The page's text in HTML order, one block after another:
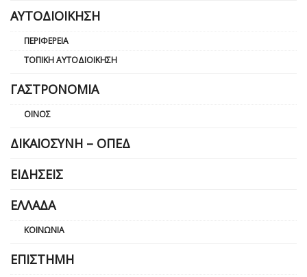
ΑΥΤΟΔΙΟΊΚΗΣΗ
ΠΕΡΙΦΈΡΕΙΑ
ΤΟΠΙΚΉ ΑΥΤΟΔΙΟΊΚΗΣΗ
ΓΑΣΤΡΟΝΟΜΊΑ
ΟΊΝΟΣ
ΔΙΚΑΙΟΣΎΝΗ – ΟΠΕΔ
ΕΙΔΉΣΕΙΣ
ΕΛΛΆΔΑ
ΚΟΙΝΩΝΊΑ
ΕΠΙΣΤΉΜΗ